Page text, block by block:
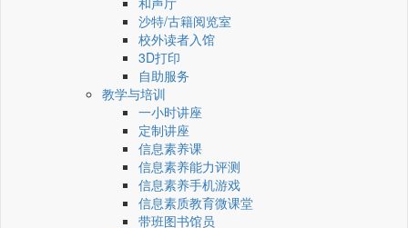
沙特/古籍阅览室
校外读者入馆
3D打印
自助服务
教学与培训
一小时讲座
定制讲座
信息素养课
信息素养能力评测
信息素养手机游戏
信息素质教育微课堂
带班图书馆员